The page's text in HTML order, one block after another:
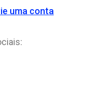
uma conta